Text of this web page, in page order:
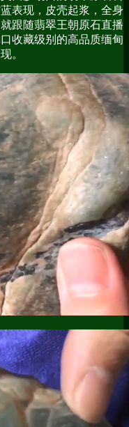
表现，皮壳起浆，全身
跟随翡翠王朝原石直播
收藏级别的高品质缅甸
。